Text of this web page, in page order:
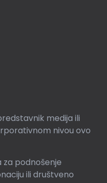
medija ili
nivou ovo
za podnošenje
ili društveno